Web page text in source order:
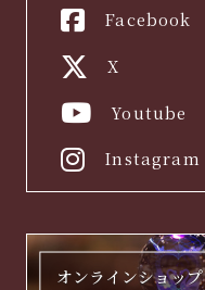
Facebook
X
Youtube
Instagram
オンラインショップ